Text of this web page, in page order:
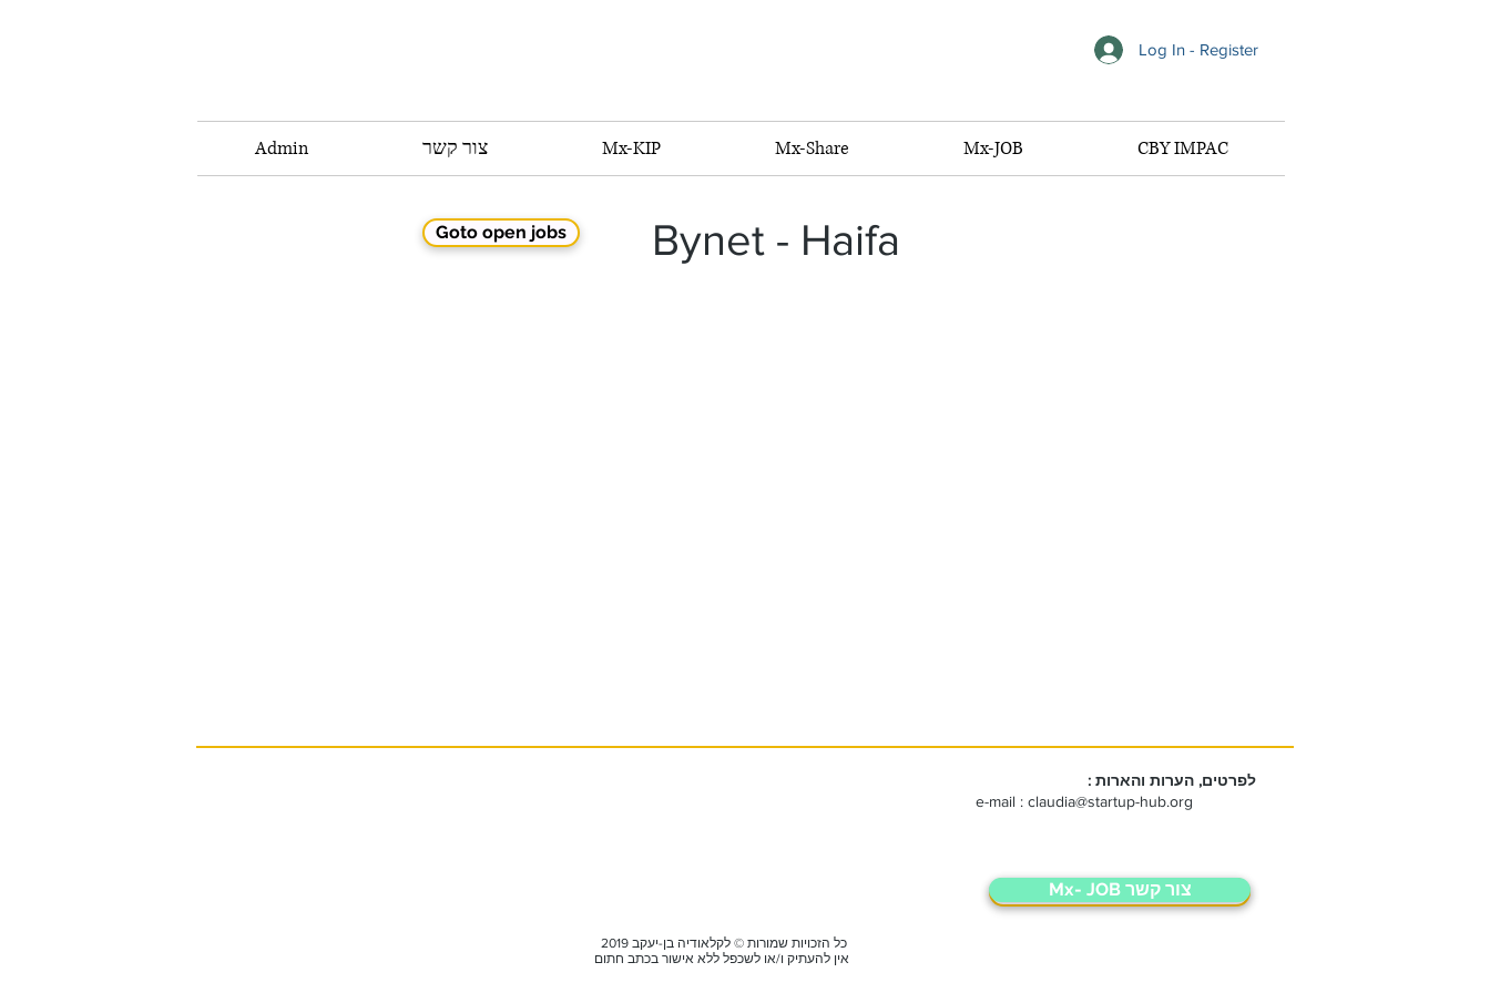
Log In - Register
CBY IMPAC
Mx-JOB
Mx-Share
Mx-KIP צור קשר Admin
Goto open jobs Bynet - Haifa
לפרטים, הערות והארות :
e-mail : claudia@startup-hub.org
Mx- JOB צור קשר
Mx- JOB צור קשר
2019 כל הזכויות שמורות © לקלאודיה בן-יעקב